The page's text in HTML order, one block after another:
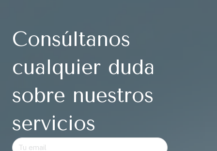
Consúltanos
cualquier duda
sobre nuestros
servicios